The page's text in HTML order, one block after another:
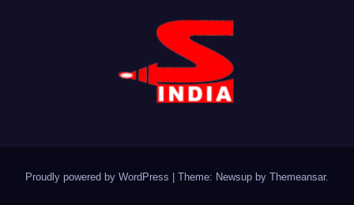
Proudly powered by WordPress Theme: Newsup by Themeansar.